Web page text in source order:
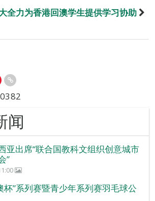
全力为香港回澳学生提供学习协助
闻
亚出席“联合国教科文组织创意城市
”
杯”系列赛暨青少年系列赛羽毛球公